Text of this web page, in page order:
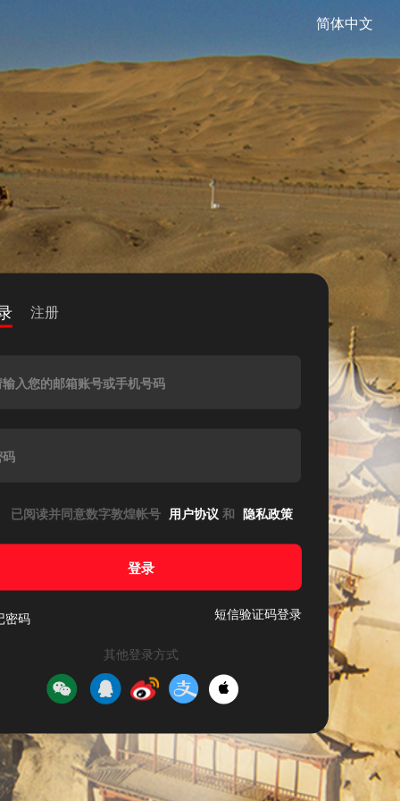
简体中文
注册
入您的邮箱账号或手机号码
已阅读并同意数字敦煌帐号 用户协议 和 隐私政策
登录
密码 短信验证码登录
其他登录方式